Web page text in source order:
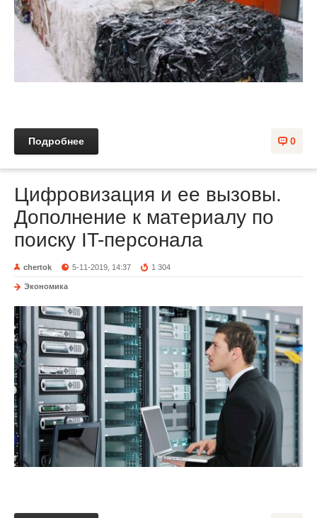
0
Подробнее
Цифровизация и ее вызовы.
Дополнение к материалу по
поиску IT-персонала
chertok 5-11-2019, 14:37 1 304
Экономика